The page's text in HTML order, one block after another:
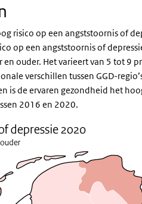
risico op een angststoornis of
op een angststoornis of
ouder. Het varieert van 5 tot 9
verschillen tussen GGD-
is de ervaren gezondheid het
2016 en 2020.